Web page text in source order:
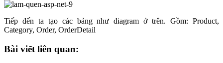
Tiếp đến ta tạo các bảng như diagram ở trên. Gồm: Product,
Category, Order, OrderDetail
Bài viết liên quan: